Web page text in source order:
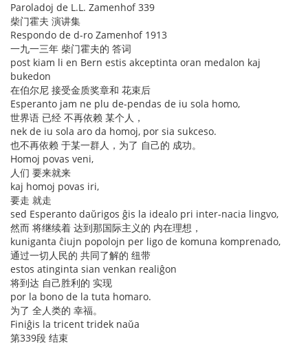
Paroladoj de L.L. Zamenhof 339
柴门霍夫 演讲集
Respondo de d-ro Zamenhof 1913
一九一三年 柴门霍夫的 答词
post kiam li en Bern estis akceptinta oran medalon kaj
bukedon
在伯尔尼 接受金质奖章和 花束后
Esperanto jam ne plu de-pendas de iu sola homo,
世界语 已经 不再依赖 某个人，
nek de iu sola aro da homoj, por sia sukceso.
也不再依赖 于某一群人，为了 自己的 成功。
Homoj povas veni,
人们 要来就来
kaj homoj povas iri,
要走 就走
sed Esperanto daŭrigos ĝis la idealo pri inter-nacia lingvo,
然而 将继续着 达到那国际主义的 内在理想，
kuniganta ĉiujn popolojn per ligo de komuna komprenado,
通过一切人民的 共同了解的 纽带
estos atinginta sian venkan realiĝon
将到达 自己胜利的 实现
por la bono de la tuta homaro.
为了 全人类的 幸福。
Finiĝis la tricent tridek naŭa
第339段 结束